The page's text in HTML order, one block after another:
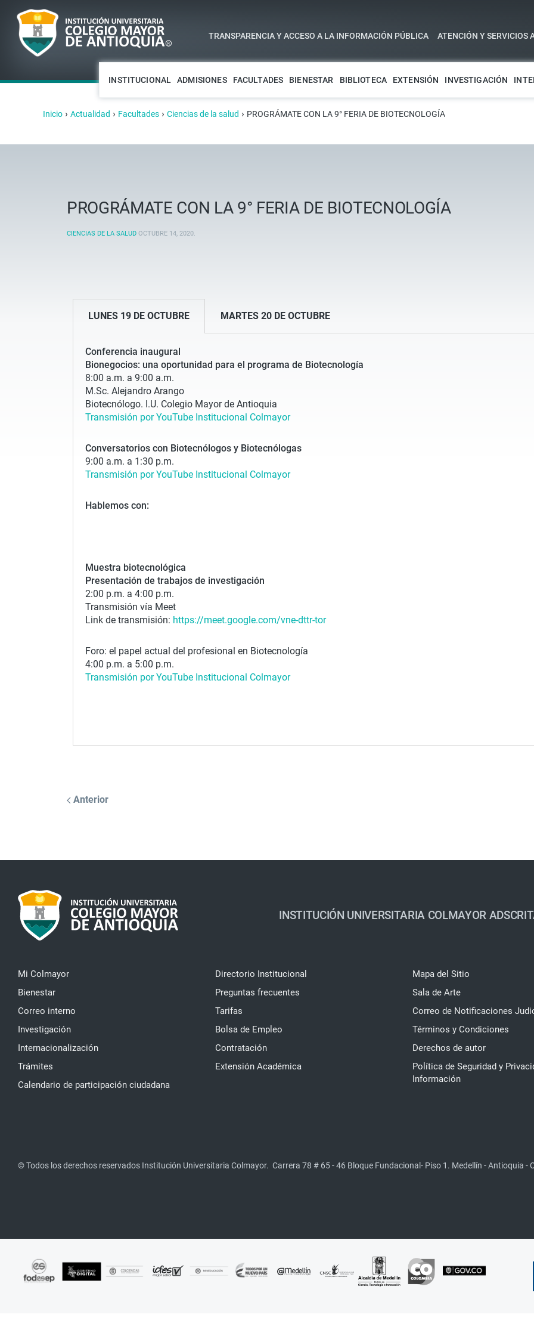
TRANSPARENCIA Y ACCESO A LA INFORMACIÓN PÚBLICA ATENCIÓN Y SERVICIOS
INSTITUCIONAL ADMISIONES FACULTADES BIENESTAR BIBLIOTECA EXTENSIÓN INVESTIGACIÓN
Inicio › Actualidad › Facultades › Ciencias de la salud › PROGRÁMATE CON LA 9° FERIA DE BIOTECNOLOGÍA
PROGRÁMATE CON LA 9° FERIA DE BIOTECNOLOGÍA
CIENCIAS DE LA SALUD OCTUBRE 14, 2020.
LUNES 19 DE OCTUBRE MARTES 20 DE OCTUBRE
Conferencia inaugural
Bionegocios: una oportunidad para el programa de Biotecnología
8:00 a.m. a 9:00 a.m.
M.Sc. Alejandro Arango
Biotecnólogo. I.U. Colegio Mayor de Antioquia
Transmisión por YouTube Institucional Colmayor
Conversatorios con Biotecnólogos y Biotecnólogas
9:00 a.m. a 1:30 p.m.
Transmisión por YouTube Institucional Colmayor
Hablemos con:
Muestra biotecnológica
Presentación de trabajos de investigación
2:00 p.m. a 4:00 p.m.
Transmisión vía Meet
Link de transmisión: https://meet.google.com/vne-dttr-tor
Foro: el papel actual del profesional en Biotecnología
4:00 p.m. a 5:00 p.m.
Transmisión por YouTube Institucional Colmayor
Anterior
INSTITUCIÓN UNIVERSITARIA COLMAYOR
Mi Colmayor
Bienestar
Correo interno
Investigación
Internacionalización
Trámites
Calendario de participación ciudadana
Directorio Institucional
Preguntas frecuentes
Tarifas
Bolsa de Empleo
Contratación
Extensión Académica
Mapa del Sitio
Sala de Arte
Correo de Notificaciones
Términos y Condiciones
Derechos de autor
Política de Seguridad y
Información
© Todos los derechos reservados Institución Universitaria Colmayor. Carrera 78 # 65 - 46 Bloque Fundacional- Piso 1. Medellín - Antioquia -